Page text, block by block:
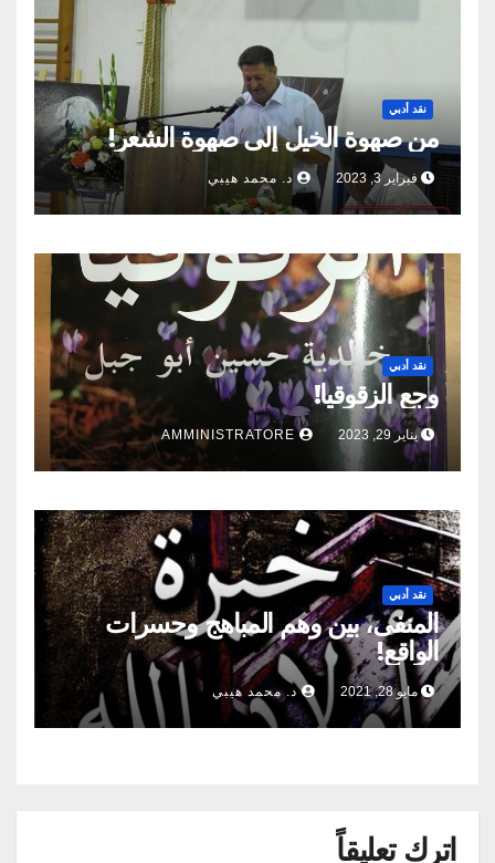
نقد أدبي
من صهوة الخيل إلى صهوة الشعر!
فبراير 3, 2023 د. محمد هيبي
نقد أدبي
وجع الزقوقيا!
يناير 29, 2023 AMMINISTRATORE
نقد أدبي
المنفى، بين وهم المباهج وحسرات
الواقع!
مايو 28, 2021 د. محمد هيبي
اترك تعليقاً